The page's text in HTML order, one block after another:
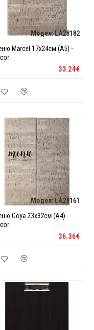
Модел:LA28182
Marcel 17x24см (A5) -
33.24€
Модел: LA28161
Goya 23x32см (A4) -
36.36€